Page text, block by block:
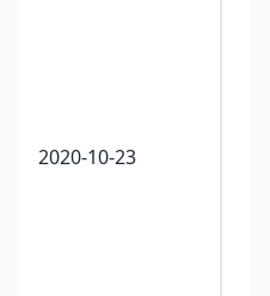
2020-10-23